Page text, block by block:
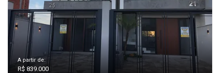
A partir de:
R$ 839.000